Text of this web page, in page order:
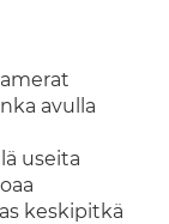
avulla
useita
keskipitkä